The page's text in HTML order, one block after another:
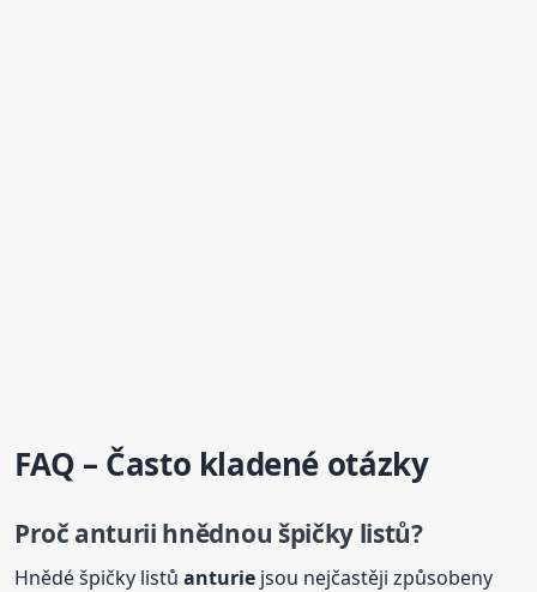
FAQ – Často kladené otázky
Proč anturii hnědnou špičky listů?
Hnědé špičky listůanturie jsou nejčastěji způsobeny